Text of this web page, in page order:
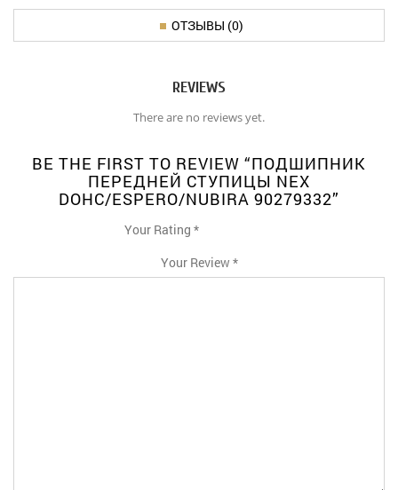
ОТЗЫВЫ (0)
REVIEWS
There are no reviews yet.
BE THE FIRST TO REVIEW “ПОДШИПНИК
ПЕРЕДНЕЙ СТУПИЦЫ NEX
DOHC/ESPERO/NUBIRA 90279332”
Your Rating *
1 4
Your Review *